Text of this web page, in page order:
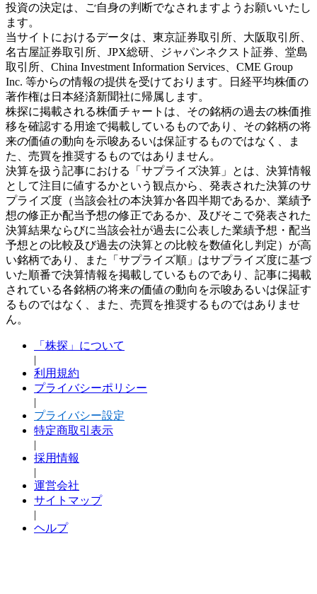
投資の決定は、ご自身の判断でなされますようお願いいたし
ます。
当サイトにおけるデータは、東京証券取引所、大阪取引所、
名古屋証券取引所、JPX総研、ジャパンネクスト証券、堂島
取引所、China Investment Information Services、CME Group
Inc. 等からの情報の提供を受けております。日経平均株価の
著作権は日本経済新聞社に帰属します。
株探に掲載される株価チャートは、その銘柄の過去の株価推
移を確認する用途で掲載しているものであり、その銘柄の将
来の価値の動向を示唆あるいは保証するものではなく、ま
た、売買を推奨するものではありません。
決算を扱う記事における「サプライズ決算」とは、決算情報
として注目に値するかという観点から、発表された決算のサ
プライズ度（当該会社の本決算か各四半期であるか、業績予
想の修正か配当予想の修正であるか、及びそこで発表された
決算結果ならびに当該会社が過去に公表した業績予想・配当
予想との比較及び過去の決算との比較を数値化し判定）が高
い銘柄であり、また「サプライズ順」はサプライズ度に基づ
いた順番で決算情報を掲載しているものであり、記事に掲載
されている各銘柄の将来の価値の動向を示唆あるいは保証す
るものではなく、また、売買を推奨するものではありませ
ん。
「株探」について
|
利用規約
プライバシーポリシー
|
プライバシー設定
特定商取引表示
|
採用情報
|
運営会社
サイトマップ
|
ヘルプ